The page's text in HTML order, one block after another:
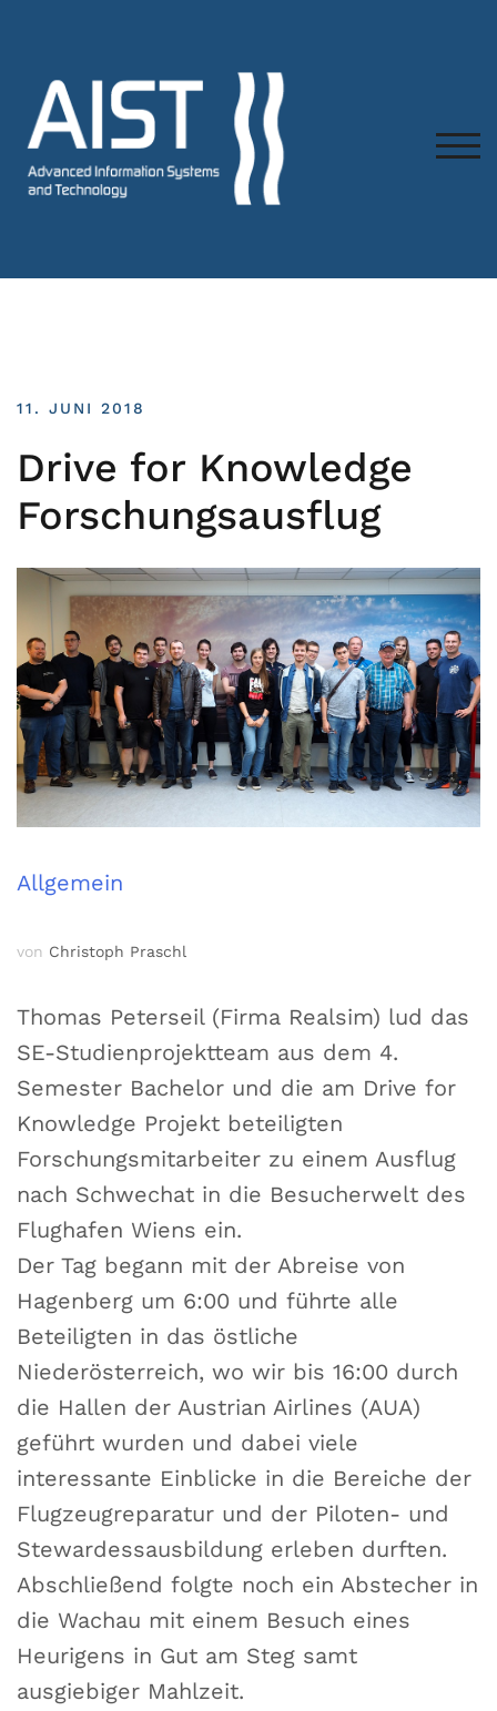
11. JUNI 2018
Drive for Knowledge
Forschungsausflug
Allgemein
von Christoph Praschl
Thomas Peterseil (Firma Realsim) lud das
SE-Studienprojektteam aus dem 4.
Semester Bachelor und die am Drive for
Knowledge Projekt beteiligten
Forschungsmitarbeiter zu einem Ausflug
nach Schwechat in die Besucherwelt des
Flughafen Wiens ein.
Der Tag begann mit der Abreise von
Hagenberg um 6:00 und führte alle
Beteiligten in das östliche
Niederösterreich, wo wir bis 16:00 durch
die Hallen der Austrian Airlines (AUA)
geführt wurden und dabei viele
interessante Einblicke in die Bereiche der
Flugzeugreparatur und der Piloten- und
Stewardessausbildung erleben durften.
Abschließend folgte noch ein Abstecher in
die Wachau mit einem Besuch eines
Heurigens in Gut am Steg samt
ausgiebiger Mahlzeit.